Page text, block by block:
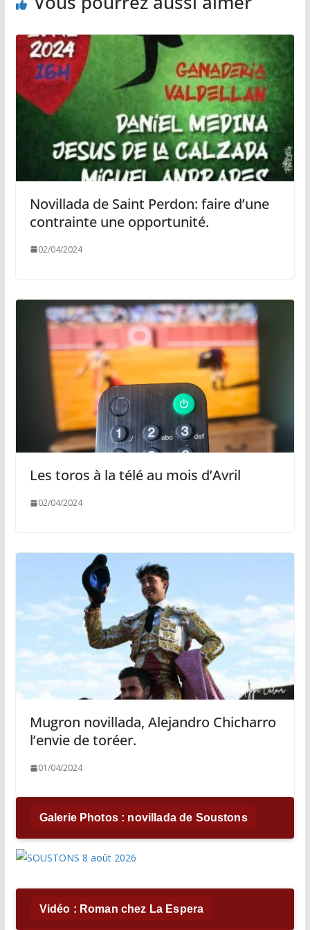
Novillada de Saint Perdon: faire d’une
contrainte une opportunité.
02/04/2024
Les toros à la télé au mois d’Avril
02/04/2024
Mugron novillada, Alejandro Chicharro
l’envie de toréer.
01/04/2024
Galerie Photos : novillada de Soustons
Vidéo : Roman chez La Espera